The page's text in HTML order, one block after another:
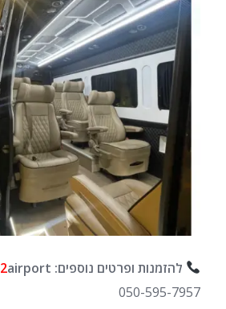
להזמנות ופרטים נוספים: taxis 2airport
050-595-7957